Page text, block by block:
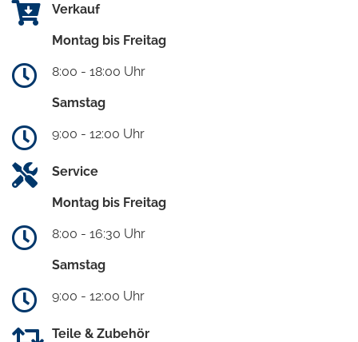
Verkauf
Montag bis Freitag
8:00 - 18:00 Uhr
Samstag
9:00 - 12:00 Uhr
Service
Montag bis Freitag
8:00 - 16:30 Uhr
Samstag
9:00 - 12:00 Uhr
Teile & Zubehör